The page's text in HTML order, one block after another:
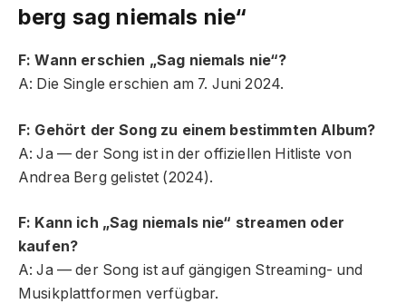
berg sag niemals nie“
F: Wann erschien „Sag niemals nie“?
A: Die Single erschien am 7. Juni 2024.
F: Gehört der Song zu einem bestimmten Album?
A: Ja — der Song ist in der offiziellen Hitliste von
Andrea Berg gelistet (2024).
F: Kann ich „Sag niemals nie“ streamen oder
kaufen?
A: Ja — der Song ist auf gängigen Streaming- und
Musikplattformen verfügbar.